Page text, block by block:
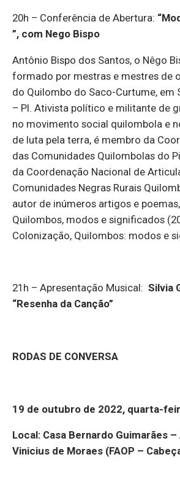
20h – Conferência de Abertura:
”, com Nego Bispo
Antônio Bispo dos Santos, o Nêgo
formado por mestras e mestres de
do Quilombo do Saco-Curtume, em
– PI. Ativista político e militante de
no movimento social quilombola e
de luta pela terra, é membro da
das Comunidades Quilombolas do
da Coordenação Nacional de
Comunidades Negras Rurais
autor de inúmeros artigos e
Quilombos, modos e significados
Colonização, Quilombos: modos e
21h – Apresentação Musical: Silvia
“Resenha da Canção”
RODAS DE CONVERSA
19 de outubro de 2022, quarta-
Local: Casa Bernardo Guimarães
Vinicius de Moraes (FAOP –